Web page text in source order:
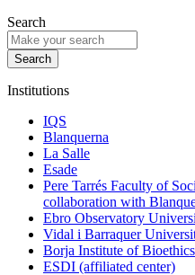
Search
Institutions
IQS
Blanquerna
La Salle
Esade
Pere Tarrés Faculty of
collaboration with
Ebro Observatory
Vidal i Barraquer
Borja Institute of Bioethics
ESDI (affiliated center)